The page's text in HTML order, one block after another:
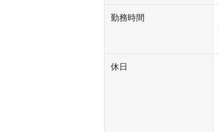
勤務時間
休日